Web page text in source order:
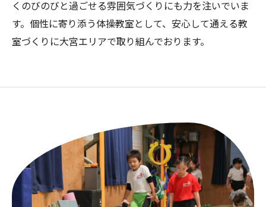
くのびのびと過ごせる雰囲気づくりにも力を注いでいま
す。個性に寄り添う体操教室として、安心して通える教
室づくりに大宮エリアで取り組んでおります。